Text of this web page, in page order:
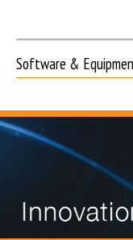
Software &